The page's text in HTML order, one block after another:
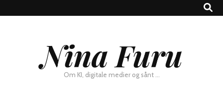
Nina Furu
Om KI, digitale medier og sånt …